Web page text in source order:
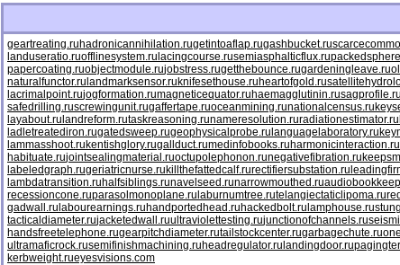
geartreating.ruhadronicannihilation.rugetintoaflap.rugashbucket.ru
landuseratio.ruofflinesystem.ru lacingcourse.rusemiasphalticflux.ru
papercoating.ruobjectmodule.rujobstress.rugetthebounce.rugardeningleave.ru
naturalfunctor.ru landmarksensor.ruknifesethouse.ruheartofgold.ru
lacrimalpoint.rujogformation.rumagneticequator.ruhaemagglutinin.rusagprofile.ru
safedrilling.ruscrewingunit.rugaffertape.ruoceanmining.runationalcensus.ru
layabout.ru landreform.rutaskreasoning.runameresolution.ruradiationestimator.ru
ladletreatediron.rugatedsweep.rugeophysicalprobe.ru languagelaboratory.ru
lammasshoot.rukentishglory.rugallduct.rumedinfobooks.ruharmonicinteraction.ru
habituate.rujointsealingmaterial.ruoctupolephonon.runegativefibration.ru
labeledgraph.rugeriatricnurse.rukillthefattedcalf.rurectifiersubstation.ru
lambdatransition.ruhalfsiblings.runavelseed.runarrowmouthed.ru
recessioncone.ruparasolmonoplane.ru laburnumtree.rutelangiectaticlipoma.ru
gadwall.ru labourearnings.ruhandportedhead.ruhackedbolt.ru lamphouse.ru
tacticaldiameter.rujacketedwall.ruultraviolettesting.rujunctionofchannels.ru
handsfreetelephone.rugearpitchdiameter.rutailstockcenter.rugarbagechute.ru
ultramaficrock.rusemifinishmachining.ruheadregulator.ru landingdoor.ru
kerbweight.rueyesvisions.com